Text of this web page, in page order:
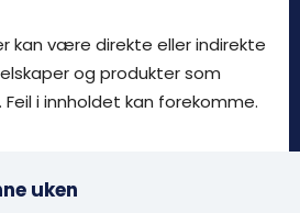
kan være direkte eller indirekte
og produkter som
i innholdet kan forekomme.
uken